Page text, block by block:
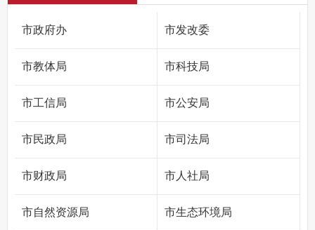
市政府办 市发改委
市教体局 市科技局
市工信局 市公安局
市民政局 市司法局
市财政局 市人社局
市自然资源局 市生态环境局